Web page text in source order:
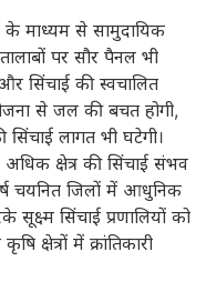
के माध्यम से सामुदायिक
पर सौर पैनल भी
सिंचाई की स्वचालित
से जल की बचत होगी,
लागत भी घटेगी।
क्षेत्र की सिंचाई संभव
चयनित जिलों में आधुनिक
सूक्ष्म सिंचाई प्रणालियों को
क्षेत्रों में क्रांतिकारी